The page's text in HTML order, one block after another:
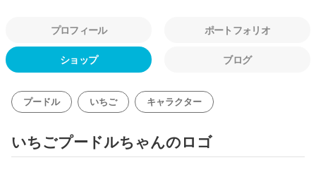
プロフィール ポートフォリオ
ショップ ブログ
プードル いちご キャラクター
いちごプードルちゃんのロゴ